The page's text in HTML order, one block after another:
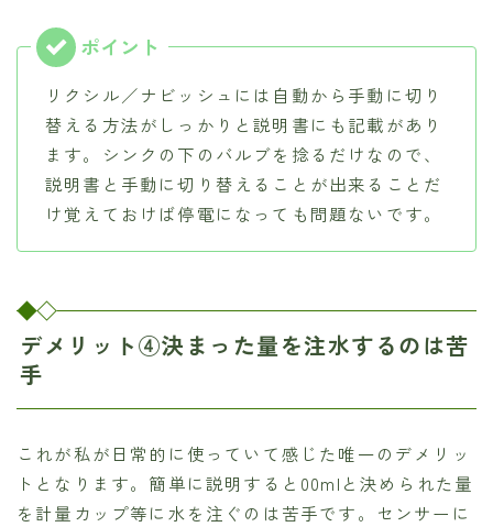
リクシル／ナビッシュには自動から手動に切り
替える方法がしっかりと説明書にも記載があり
ます。シンクの下のバルブを捻るだけなので、
説明書と手動に切り替えることが出来ることだ
け覚えておけば停電になっても問題ないです。
デメリット④決まった量を注水するのは苦
手
これが私が日常的に使っていて感じた唯一のデメリッ
トとなります。簡単に説明すると00mlと決められた量
を計量カップ等に水を注ぐのは苦手です。センサーに